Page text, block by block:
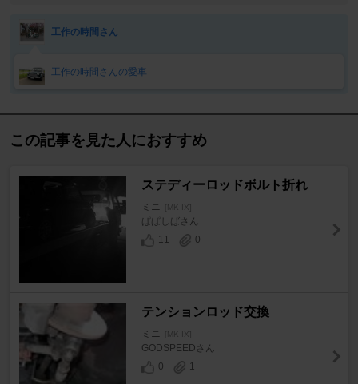
工作の時間さん
工作の時間さんの愛車
この記事を見た人におすすめ
ステディーロッドボルト折れ
ミニ [MK IX]
ぱぱしばさん
11
0
テンションロッド交換
ミニ [MK IX]
GODSPEEDさん
0
1